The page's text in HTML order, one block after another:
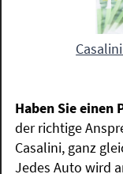
Haben Sie einen
der richtige
Casalini, ganz
Jedes Auto wird